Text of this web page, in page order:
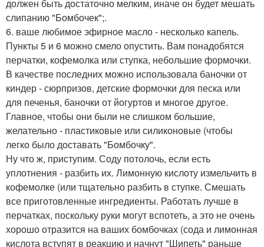
должен быть достаточно мелким, иначе он будет мешать
слипанию "Бомбочек";.
6. ваше любимое эфирное масло - несколько капель.
Пункты 5 и 6 можно смело опустить. Вам понадобятся
перчатки, кофемолка или ступка, небольшие формочки.
В качестве последних можно использовала баночки от
киндер - сюрпризов, детские формочки для песка или
для печенья, баночки от йогуртов и многое другое.
Главное, чтобы они были не слишком большие,
желательно - пластиковые или силиконовые (чтобы
легко было доставать "Бомбочку".
Ну что ж, приступим. Соду потолочь, если есть
уплотнения - разбить их. Лимонную кислоту измельчить в
кофемолке (или тщательно разбить в ступке. Смешать
все приготовленные ингредиенты. Работать лучше в
перчатках, поскольку руки могут вспотеть, а это не очень
хорошо отразится на ваших бомбочках (сода и лимонная
кислота вступят в реакцию и начнут "Шипеть" раньше